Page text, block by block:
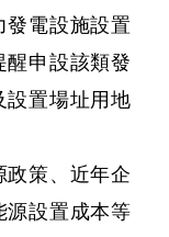
發電設施設置
醒申設該類發
設置場址用地
政策、近年企
源設置成本等